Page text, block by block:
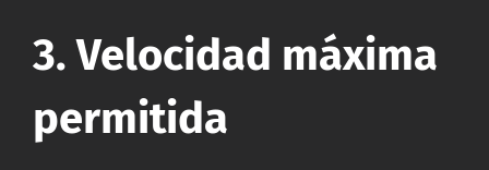
3. Velocidad máxima
permitida